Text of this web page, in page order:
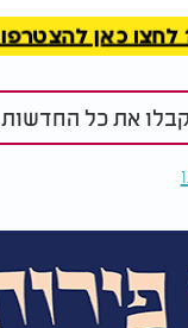
למרות האפשרות
שלכם גם
שמעון לסמוך
על הנפש
כאן להצטרפות
את כל